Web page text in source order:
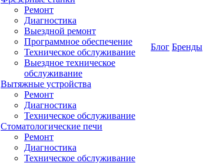
Ремонт
Диагностика
Выездной ремонт
Программное обеспечение
Техническое обслуживание
Выездное техническое
обслуживание
Вытяжные устройства
Ремонт
Диагностика
Техническое обслуживание
Стоматологические печи
Ремонт
Диагностика
Техническое обслуживание
Блог Бренды